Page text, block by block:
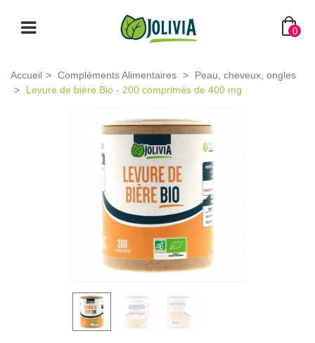
0
Accueil > Compléments Alimentaires >
Peau, cheveux, ongles
>
Levure de bière Bio - 200 comprimés de 400 mg